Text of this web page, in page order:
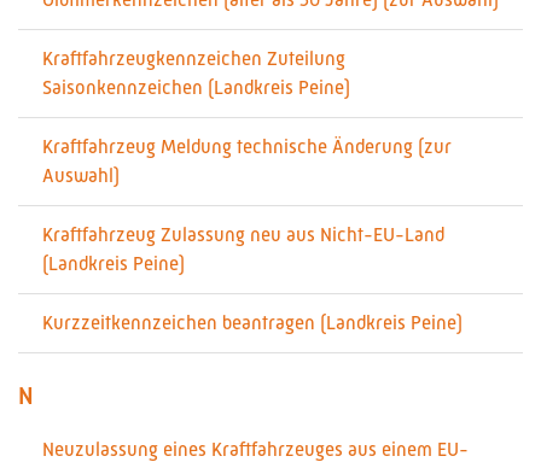
Kraftfahrzeugkennzeichen Zuteilung
Saisonkennzeichen (Landkreis Peine)
Kraftfahrzeug Meldung technische Änderung (zur
Auswahl)
Kraftfahrzeug Zulassung neu aus Nicht-EU-Land
(Landkreis Peine)
Kurzzeitkennzeichen beantragen (Landkreis Peine)
N
Neuzulassung eines Kraftfahrzeuges aus einem EU-